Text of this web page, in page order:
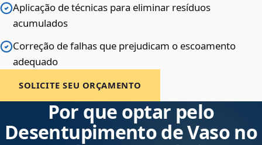
Aplicação de técnicas para eliminar resíduos
acumulados
Correção de falhas que prejudicam o escoamento
adequado
SOLICITE SEU ORÇAMENTO
Por que optar pelo
Desentupimento de Vaso no